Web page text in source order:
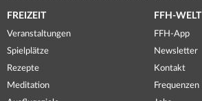
FREIZEIT
Veranstaltungen
Spielplätze
Rezepte
Meditation
FFH-WELT
FFH-App
Newsletter
Kontakt
Frequenzen